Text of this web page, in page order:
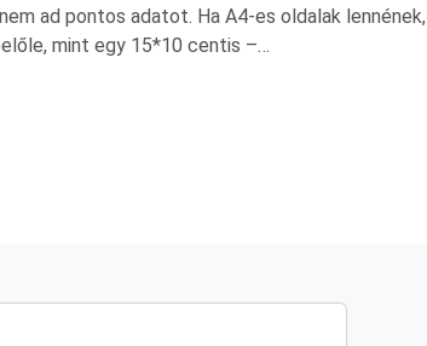
ad pontos adatot. Ha A4-es oldalak lennének,
mint egy 15*10 centis –…